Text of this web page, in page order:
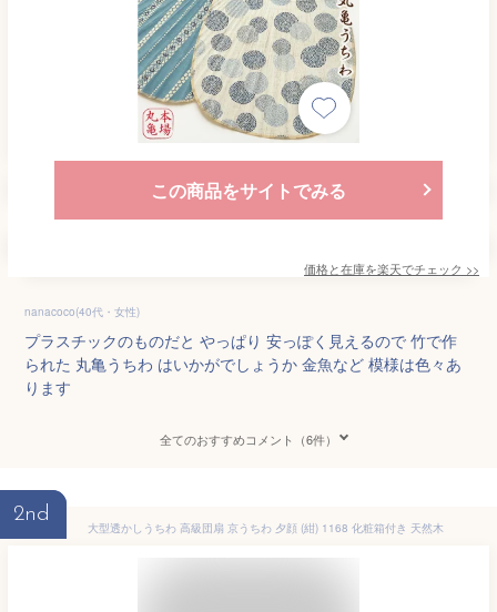
この商品をサイトでみる
価格と在庫を楽天でチェック >>
nanacoco(40代・女性)
プラスチックのものだと やっぱり 安っぽく見えるので 竹で作
られた 丸亀うちわ はいかがでしょうか 金魚など 模様は色々あ
ります
全てのおすすめコメント（6件）
2nd
大型透かしうちわ 高級団扇 京うちわ 夕顔 (紺) 1168 化粧箱付き 天然木